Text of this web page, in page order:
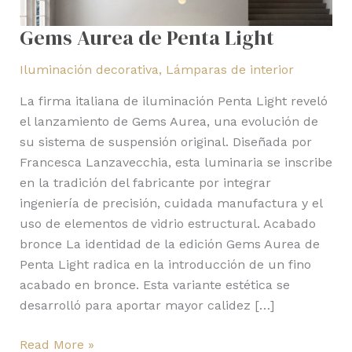
Gems Aurea de Penta Light
Iluminación decorativa, Lámparas de interior
La firma italiana de iluminación Penta Light reveló
el lanzamiento de Gems Aurea, una evolución de
su sistema de suspensión original. Diseñada por
Francesca Lanzavecchia, esta luminaria se inscribe
en la tradición del fabricante por integrar
ingeniería de precisión, cuidada manufactura y el
uso de elementos de vidrio estructural. Acabado
bronce La identidad de la edición Gems Aurea de
Penta Light radica en la introducción de un fino
acabado en bronce. Esta variante estética se
desarrolló para aportar mayor calidez […]
Read More »